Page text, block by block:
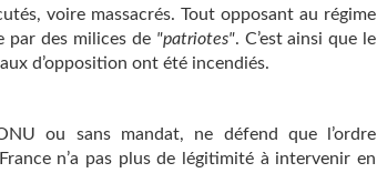
voire massacrés. Tout opposant au régime
par des milices de "patriotes". C’est ainsi que le
d’opposition ont été incendiés.
ou sans mandat, ne défend que l’ordre
n’a pas plus de légitimité à intervenir en